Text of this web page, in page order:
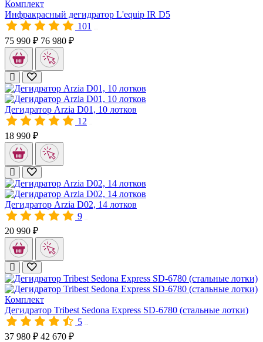
Комплект
Инфракрасный дегидратор L'equip IR D5
101
75 990 ₽ 76 980 ₽
Дегидратор Arzia D01, 10 лотков
12
18 990 ₽
Дегидратор Arzia D02, 14 лотков
9
20 990 ₽
Комплект
Дегидратор Tribest Sedona Express SD-6780 (стальные лотки)
5
37 980 ₽ 42 670 ₽